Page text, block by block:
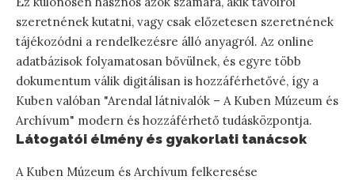
szeretnének kutatni, vagy csak előzetesen szeretnének
tájékozódni a rendelkezésre álló anyagról. Az online
adatbázisok folyamatosan bővülnek, és egyre több
dokumentum válik digitálisan is hozzáférhetővé, így a
Kuben valóban "Arendal látnivalók – A Kuben Múzeum és
Archívum" modern és hozzáférhető tudásközpontja.
Látogatói élmény és gyakorlati tanácsok
A Kuben Múzeum és Archívum felkeresése